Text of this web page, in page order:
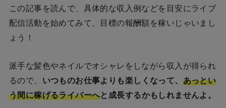
この記事を読んで、具体的な収入例などを目安にライブ
配信活動を始めてみて、目標の報酬額を稼いじゃいまし
ょう！
派手な髪色やネイルでオシャレをしながら収入が得られ
るので、 いつものお仕事よりも楽しくなって、 あっとい
う間に稼げるライバーへと成長するかもしれませんよ。